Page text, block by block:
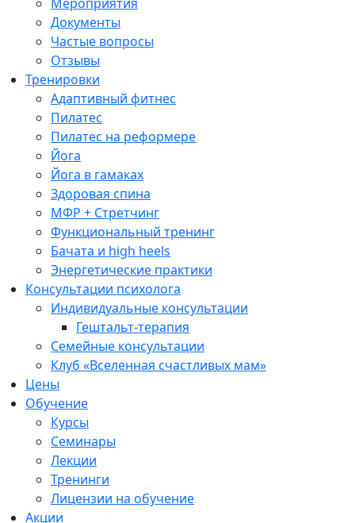
Документы
Частые вопросы
Отзывы
Тренировки
Адаптивный фитнес
Пилатес
Пилатес на реформере
Йога
Йога в гамаках
Здоровая спина
МФР + Стретчинг
Функциональный тренинг
Бачата и high heels
Энергетические практики
Консультации психолога
Индивидуальные консультации
Гештальт-терапия
Семейные консультации
Клуб «Вселенная счастливых мам»
Цены
Обучение
Курсы
Семинары
Лекции
Тренинги
Лицензии на обучение
Акции